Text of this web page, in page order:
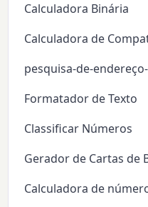
Calculadora Binária
Calculadora de
pesquisa-de-
Formatador de Texto
Classificar Números
Gerador de Cartas de
Calculadora de